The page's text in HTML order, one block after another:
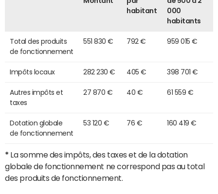
habitant
000
habitants
Total des produits
de fonctionnement
551 830 € 792 € 959 015 €
Impôts locaux 282 230 € 405 € 398 701 €
Autres impôts et
taxes
27 870 € 40 € 61 559 €
Dotation globale
de fonctionnement
53 120 € 76 € 160 419 €
* La somme des impôts, des taxes et de la dotation
globale de fonctionnement ne correspond pas au total
des produits de fonctionnement.